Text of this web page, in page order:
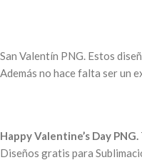
San Valentín PNG. Estos
Además no hace falta ser un
Happy Valentine’s Day PNG.
Diseños gratis para